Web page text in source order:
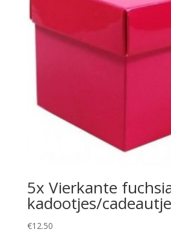
5x Vierkante
kadootjes/
€12.50